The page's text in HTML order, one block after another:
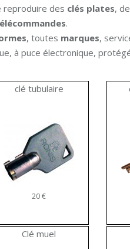
reproduire des clés plates, de
.
, toutes marques,
à puce électronique,
clé tubulaire
20 €
Clé muel